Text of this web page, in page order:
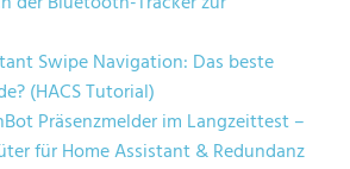
Swipe Navigation: Das beste
(HACS Tutorial)
Präsenzmelder im Langzeittest –
für Home Assistant & Redundanz